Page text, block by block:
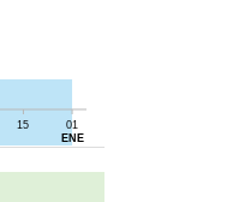
15
01
ENE